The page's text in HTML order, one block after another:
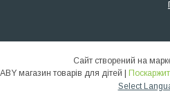
Сайт створений на
🌞ALLBABY магазин товарів для дітей |
Select